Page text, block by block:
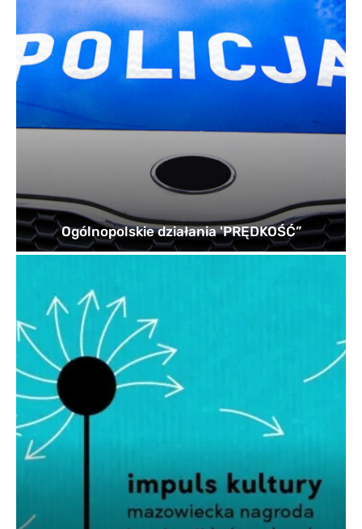
Ogólnopolskie działania 'PRĘDKOŚĆ”